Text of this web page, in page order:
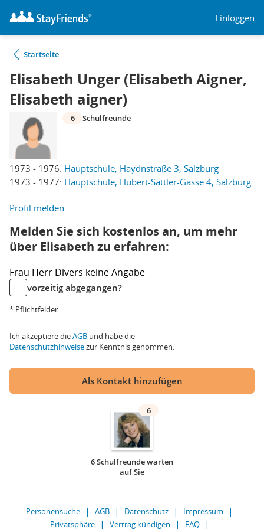
Einloggen
Startseite
Elisabeth Unger (Elisabeth Aigner,
Elisabeth aigner)
1973 - 1976: Hauptschule, Haydnstraße 3, Salzburg
1973 - 1977: Hauptschule, Hubert-Sattler-Gasse 4, Salzburg
6 Schulfreunde
Profil melden
Melden Sie sich kostenlos an, um mehr
über Elisabeth zu erfahren:
Frau Herr Divers keine Angabe
vorzeitig abgegangen?
* Pflichtfelder
Ich akzeptiere dieAGB und habe die
Datenschutzhinweisezur Kenntnis genommen.
Als Kontakt hinzufügen
6
6 Schulfreunde warten
auf Sie
Personensuche AGB Datenschutz
Impressum
Privatsphäre
Vertrag kündigen FAQ